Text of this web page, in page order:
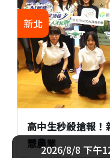
高中生秒殺搶報
慧農業
新北
2026/8/8 下午